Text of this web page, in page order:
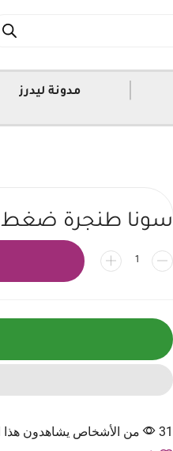
مدونة ليدرز
سونا طنجرة ضغط 12 لتر 1500 واط
31 من الأشخاص يشاهدون هذا المنتج الآن